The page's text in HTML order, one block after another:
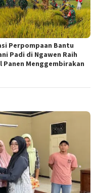
Perpompaan Bantu
Padi di Ngawen Raih
Panen Menggembirakan